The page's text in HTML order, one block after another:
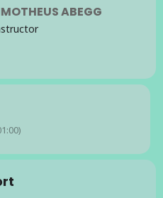
ABEGG